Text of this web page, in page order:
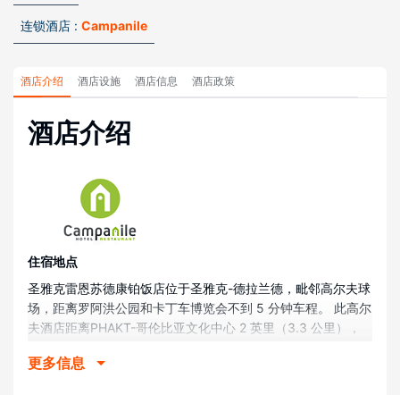
连锁酒店 : Campanile
酒店介绍 酒店设施 酒店信息 酒店政策
酒店介绍
住宿地点
圣雅克雷恩苏德康铂饭店位于圣雅克-德拉兰德，毗邻高尔夫球
场，距离罗阿洪公园和卡丁车博览会不到 5 分钟车程。 此高尔
夫酒店距离PHAKT-哥伦比亚文化中心 2 英里（3.3 公里），
客房
更多信息